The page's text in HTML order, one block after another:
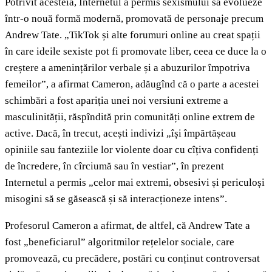
Potrivit acesteia, Internetul a permis sexismului să evolueze
într-o nouă formă modernă, promovată de personaje precum
Andrew Tate. „TikTok și alte forumuri online au creat spații
în care ideile sexiste pot fi promovate liber, ceea ce duce la o
creștere a amenințărilor verbale și a abuzurilor împotriva
femeilor”, a afirmat Cameron, adăugînd că o parte a acestei
schimbări a fost apariția unei noi versiuni extreme a
masculinității, răspîndită prin comunități online extrem de
active. Dacă, în trecut, acești indivizi „își împărtășeau
opiniile sau fanteziile lor violente doar cu cîțiva confidenți
de încredere, în cîrciumă sau în vestiar”, în prezent
Internetul a permis „celor mai extremi, obsesivi și periculoși
misogini să se găsească și să interacționeze intens”.
Profesorul Cameron a afirmat, de altfel, că Andrew Tate a
fost „beneficiarul” algoritmilor rețelelor sociale, care
promovează, cu precădere, postări cu conținut controversat